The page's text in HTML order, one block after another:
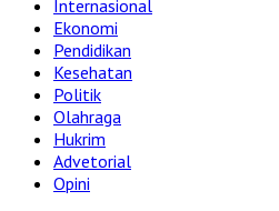
Internasional
Ekonomi
Pendidikan
Kesehatan
Politik
Olahraga
Hukrim
Advetorial
Opini